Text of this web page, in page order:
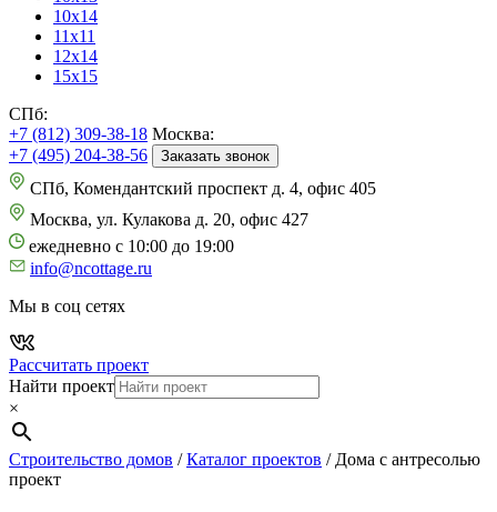
10х14
11х11
12х14
15х15
СПб:
+7 (812) 309-38-18 Москва:
+7 (495) 204-38-56
Заказать звонок
СПб, Комендантский проспект д. 4, офис 405
Москва, ул. Кулакова д. 20, офис 427
ежедневно с 10:00 до 19:00
info@ncottage.ru
Мы в соц сетях
Рассчитать проект
Найти проект
×
Строительство домов /Каталог проектов / Дома с антресолью
проект